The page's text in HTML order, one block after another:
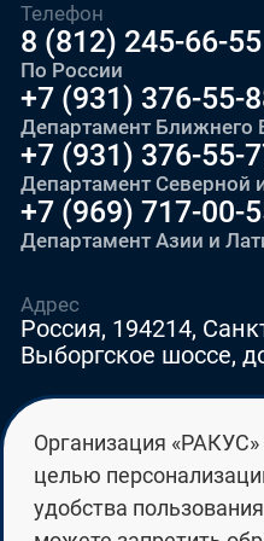
Телефон
8 (812) 245-66-55
По России
+7 (931) 376-55-
Департамент
+7 (931) 376-55-
Департамент Северной
+7 (969) 717-00-
Департамент Азии и
E-mail
edurussia@racus.ru
Адрес
Россия, 194214,
Выборгское шоссе,
Организация
целью
удобства